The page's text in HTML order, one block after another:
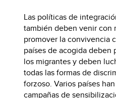
Las políticas de
también deben venir con
promover la convivencia
países de acogida
los migrantes y deben
todas las formas de
forzoso. Varios países
campañas de